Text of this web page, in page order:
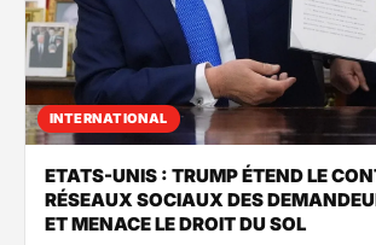
INTERNATIONAL
ETATS-UNIS : TRUMP ÉTEND LE
RÉSEAUX SOCIAUX DES
ET MENACE LE DROIT DU SOL